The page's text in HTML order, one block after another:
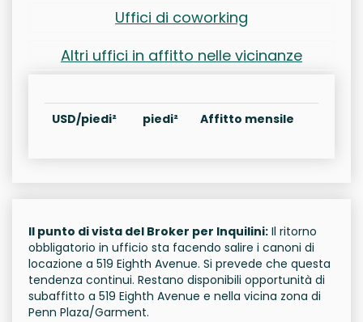
Uffici di coworking
Altri uffici in affitto nelle vicinanze
USD/piedi² piedi² Affitto mensile
Il punto di vista del Broker per Inquilini: Il ritorno
obbligatorio in ufficio sta facendo salire i canoni di
locazione a 519 Eighth Avenue. Si prevede che questa
tendenza continui. Restano disponibili opportunità di
subaffitto a 519 Eighth Avenue e nella vicina zona di
Penn Plaza/Garment.